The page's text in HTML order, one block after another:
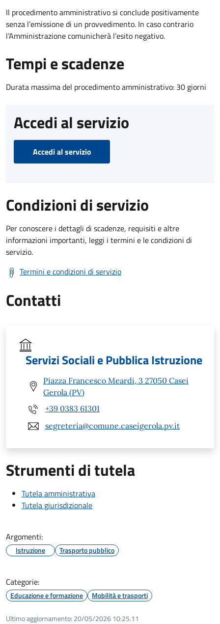
Il procedimento amministrativo si conclude positivamente
senza l’emissione di un provvedimento. In caso contrario
l’Amministrazione comunicherà l’esito negativo.
Tempi e scadenze
Durata massima del procedimento amministrativo: 30 giorni
Accedi al servizio
Accedi al servizio
Condizioni di servizio
Per conoscere i dettagli di scadenze, requisiti e altre
informazioni importanti, leggi i termini e le condizioni di
servizio.
Termini e condizioni di servizio
Contatti
Servizi Sociali e Pubblica Istruzione
Piazza Francesco Meardi, 3 27050 Casei
Gerola (PV)
+39 0383 61301
segreteria@comune.caseigerola.pv.it
Strumenti di tutela
Tutela amministrativa
Tutela giurisdizionale
Argomenti:
Istruzione Trasporto pubblico
Categorie:
Educazione e formazione Mobilità e trasporti
Ultimo aggiornamento: 20/05/2026 10:25.11